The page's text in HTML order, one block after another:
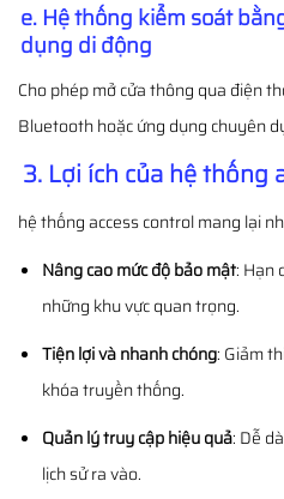
e. Hệ thống kiểm soát
dụng di động
Cho phép mở cửa thông qua điện
Bluetooth hoặc ứng dụng chuyên
3. Lợi ích của hệ thống
hệ thống access control mang lại
Nâng cao mức độ bảo mật: Hạn
những khu vực quan trọng.
Tiện lợi và nhanh chóng: Giảm
khóa truyền thống.
Quản lý truy cập hiệu quả: Dễ
lịch sử ra vào.